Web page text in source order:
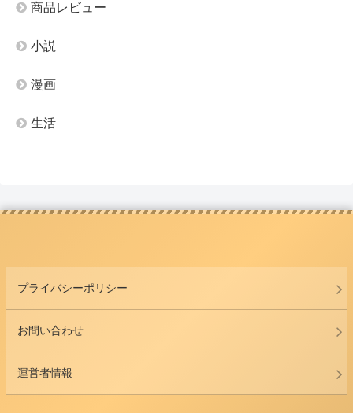
商品レビュー
小説
漫画
生活
プライバシーポリシー
お問い合わせ
運営者情報